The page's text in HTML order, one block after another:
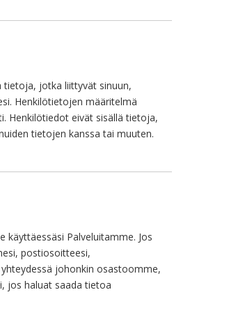
tietoja, jotka liittyvät sinuun,
Henkilötietojen määritelmä
Henkilötiedot eivät sisällä tietoja,
tietojen kanssa tai muuten.
Palveluitamme. Jos
postiosoitteesi,
johonkin osastoomme,
jos haluat saada tietoa